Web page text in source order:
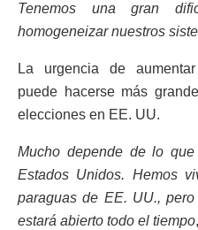
Tenemos una gran
homogeneizar nuestros
La urgencia de
puede hacerse más
elecciones en EE. UU.
Mucho depende de lo
Estados Unidos. Hemos
paraguas de EE. UU.,
estará abierto todo el tiempo